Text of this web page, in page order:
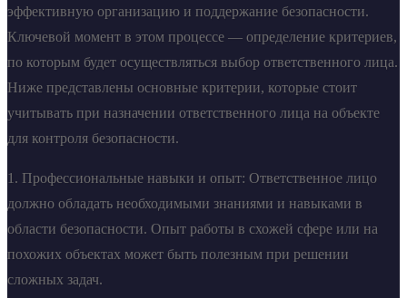
эффективную организацию и поддержание безопасности.
Ключевой момент в этом процессе — определение критериев,
по которым будет осуществляться выбор ответственного лица.
Ниже представлены основные критерии, которые стоит
учитывать при назначении ответственного лица на объекте
для контроля безопасности.
1. Профессиональные навыки и опыт: Ответственное лицо
должно обладать необходимыми знаниями и навыками в
области безопасности. Опыт работы в схожей сфере или на
похожих объектах может быть полезным при решении
сложных задач.